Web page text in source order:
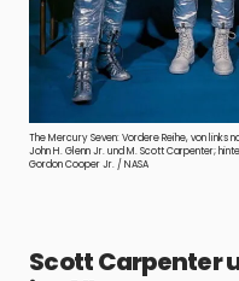
The Mercury Seven: Vordere Reihe, von links
John H. Glenn Jr. und M. Scott Carpenter;
Gordon Cooper Jr. / NASA
Scott Carpenter